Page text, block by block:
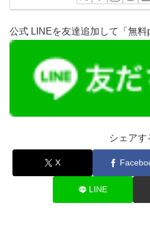
公式 LINEを友達追加して「無料
シェアす
X
LINE